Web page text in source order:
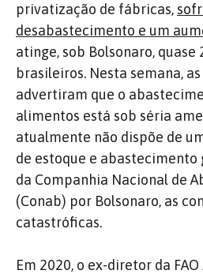
privatização de fábricas,
desabastecimento e um
atinge, sob Bolsonaro, quase
brasileiros. Nesta semana,
advertiram que o
alimentos está sob séria
atualmente não dispõe de
de estoque e abastecimento
da Companhia Nacional de
(Conab) por Bolsonaro, as
catastróficas.
Em 2020, o ex-diretor da